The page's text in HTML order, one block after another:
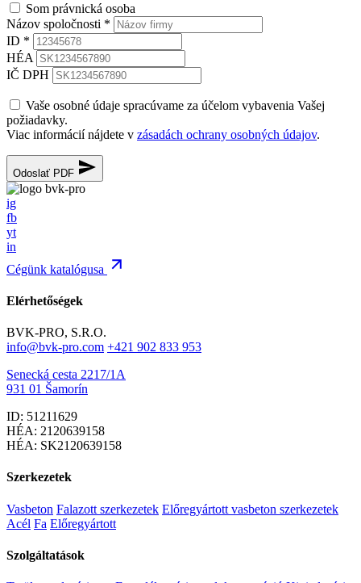
Som právnická osoba
Názov spoločnosti *
ID *
HÉA
IČ DPH
Vaše osobné údaje spracúvame za účelom vybavenia Vašej
požiadavky.
Viac informácií nájdete v zásadách ochrany osobných údajov.
Odoslať PDF
ig
fb
yt
in
Cégünk katalógusa
Elérhetőségek
BVK-PRO, S.R.O.
info@bvk-pro.com +421 902 833 953
Senecká cesta 2217/1A
931 01 Šamorín
ID: 51211629
HÉA: 2120639158
HÉA: SK2120639158
Szerkezetek
Vasbeton Falazott szerkezetek Előregyártott vasbeton szerkezetek
Acél Fa Előregyártott
Szolgáltatások